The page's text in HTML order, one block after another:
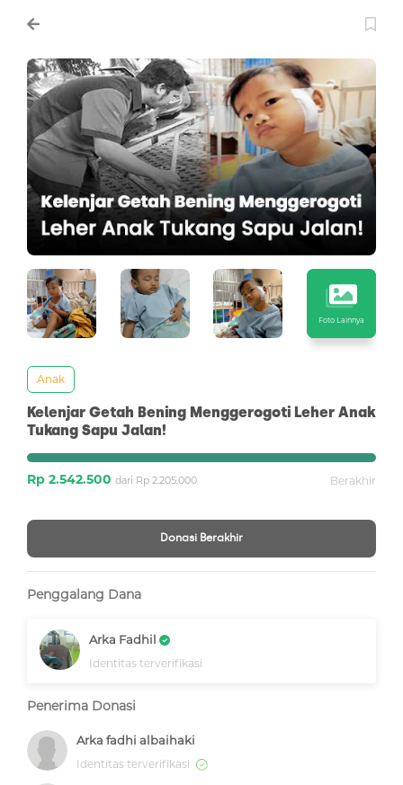
Foto Lainnya
Anak
Kelenjar Getah Bening Menggerogoti Leher Anak
Tukang Sapu Jalan!
Rp 2.542.500 dari Rp 2.205.000 Berakhir
Donasi Berakhir
Penggalang Dana
Arka Fadhil
Identitas terverifikasi
Penerima Donasi
Arka fadhi albaihaki
Identitas terverifikasi